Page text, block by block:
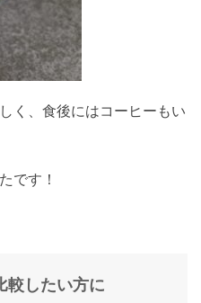
く、食後にはコーヒーもい
です！
較したい方に